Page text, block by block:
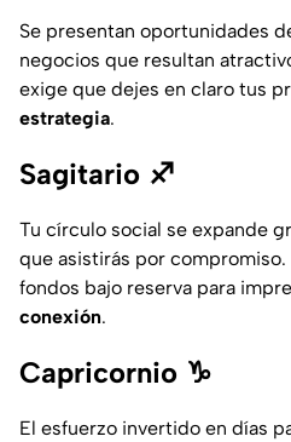
Se presentan oportunidades
negocios que resultan
exige que dejes en claro tus
estrategia.
Sagitario ♐
Tu círculo social se expande
que asistirás por
fondos bajo reserva para
conexión.
Capricornio ♑
El esfuerzo invertido en días